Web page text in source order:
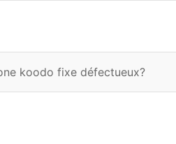
koodo fixe défectueux?